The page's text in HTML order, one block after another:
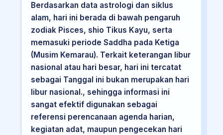
Berdasarkan data astrologi dan siklus
alam, hari ini berada di bawah pengaruh
zodiak Pisces, shio Tikus Kayu, serta
memasuki periode Saddha pada Ketiga
(Musim Kemarau). Terkait keterangan libur
nasional atau hari besar, hari ini tercatat
sebagai Tanggal ini bukan merupakan hari
libur nasional., sehingga informasi ini
sangat efektif digunakan sebagai
referensi perencanaan agenda harian,
kegiatan adat, maupun pengecekan hari